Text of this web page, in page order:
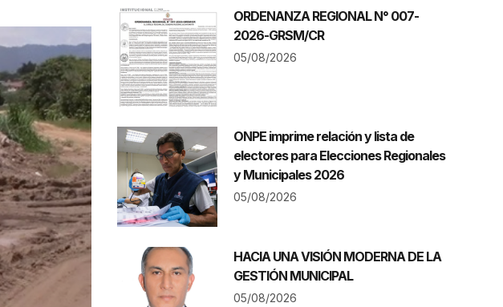
ORDENANZA REGIONAL N° 007-
2026-GRSM/CR
05/08/2026
ONPE imprime relación y lista de
electores para Elecciones Regionales
y Municipales 2026
05/08/2026
HACIA UNA VISIÓN MODERNA DE LA
GESTIÓN MUNICIPAL
05/08/2026